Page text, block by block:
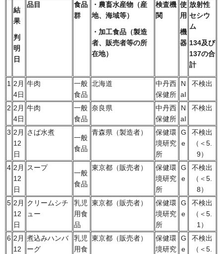
結
果
判
明
日
品目
食品
群
・農畜水産物 （産
地、海域等）
・加工食品 （製造
者、 販売者等の所
在地）
検査機
関
使
用
機
器
放射性
セシウ
ム
134及び
137の合
計
1 2月
4日
牛肉
一般
食品
北海道
中丹西
保健所
N
aI
不検出
2 2月
4日
牛肉
一般
食品
奈良県
中丹西
保健所
N
aI
不検出
3 2月
12
日
さば水煮
一般
食品
青森県（製造者）
保健環
境研究
所
G
e
不検出
（＜5.
9）
4 2月
12
日
スープ
一般
食品
東京都（販売者）
保健環
境研究
所
G
e
不検出
（＜5.
8）
5 2月
12
日
クリームシチ
ュー
乳児
用食
品
東京都（販売者）
保健環
境研究
所
G
e
不検出
（＜5.
1）
6 2月
12
煮込みハンバ
ーグ
乳児
用食
東京都（販売者）
保健環
境研究
G
e
不検出
（＜5.